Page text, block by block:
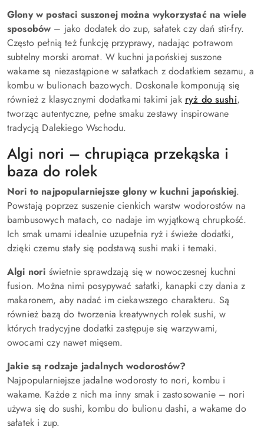
Glony w postaci suszonej można wykorzystać na wiele
sposobów – jako dodatek do zup, sałatek czy dań stir-fry.
Często pełnią też funkcję przyprawy, nadając potrawom
subtelny morski aromat. W kuchni japońskiej suszone
wakame są niezastąpione w sałatkach z dodatkiem sezamu, a
kombu w bulionach bazowych. Doskonale komponują się
również z klasycznymi dodatkami takimi jak ryż do sushi,
tworząc autentyczne, pełne smaku zestawy inspirowane
tradycją Dalekiego Wschodu.
Algi nori – chrupiąca przekąska i
baza do rolek
Nori to najpopularniejsze glony w kuchni japońskiej.
Powstają poprzez suszenie cienkich warstw wodorostów na
bambusowych matach, co nadaje im wyjątkową chrupkość.
Ich smak umami idealnie uzupełnia ryż i świeże dodatki,
dzięki czemu stały się podstawą sushi maki i temaki.
Algi nori świetnie sprawdzają się w nowoczesnej kuchni
fusion. Można nimi posypywać sałatki, kanapki czy dania z
makaronem, aby nadać im ciekawszego charakteru. Są
również bazą do tworzenia kreatywnych rolek sushi, w
których tradycyjne dodatki zastępuje się warzywami,
owocami czy nawet mięsem.
Jakie są rodzaje jadalnych wodorostów?
Najpopularniejsze jadalne wodorosty to nori, kombu i
wakame. Każde z nich ma inny smak i zastosowanie – nori
używa się do sushi, kombu do bulionu dashi, a wakame do
sałatek i zup.